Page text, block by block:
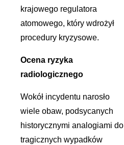
krajowego regulatora
atomowego, który wdrożył
procedury kryzysowe.
Ocena ryzyka
radiologicznego
Wokół incydentu narosło
wiele obaw, podsycanych
historycznymi analogiami do
tragicznych wypadków